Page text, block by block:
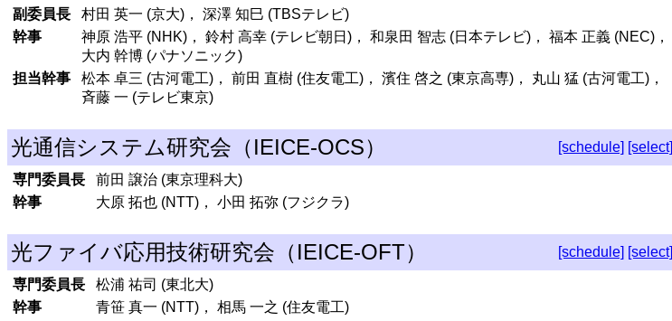
副委員長
村田 英一 (京大)， 深澤 知巳 (TBSテレビ)
幹事
神原 浩平 (NHK)， 鈴村 高幸 (テレビ朝日)， 和泉田 智志 (日本テレビ)， 福本 正義 (NEC)，
大内 幹博 (パナソニック)
担当幹事
松本 卓三 (古河電工)， 前田 直樹 (住友電工)， 濱住 啓之 (東京高専)， 丸山 猛 (古河電工)，
斉藤 一 (テレビ東京)
光通信システム研究会（IEICE-OCS） [schedule] [select]
専門委員長
前田 譲治 (東京理科大)
幹事
大原 拓也 (NTT)， 小田 拓弥 (フジクラ)
光ファイバ応用技術研究会（IEICE-OFT） [schedule] [select]
専門委員長
松浦 祐司 (東北大)
幹事
青笹 真一 (NTT)， 相馬 一之 (住友電工)